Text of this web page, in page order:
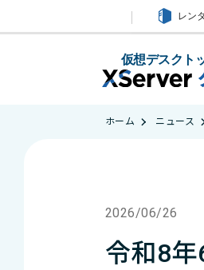
レン
仮想デスクト
ホーム ニュース
2026/06/26
令和8